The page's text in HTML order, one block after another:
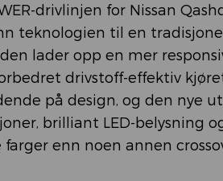
drivlinjen for Nissan
teknologien til en
lader opp en mer
drivstoff-effektiv
på design, og den nye
brilliant LED-belysning
enn noen annen